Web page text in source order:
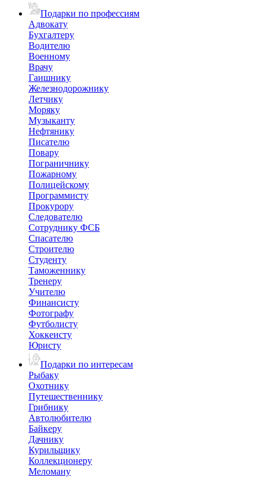
Подарки по профессиям
Адвокату
Бухгалтеру
Водителю
Военному
Врачу
Гаишнику
Железнодорожнику
Летчику
Моряку
Музыканту
Нефтянику
Писателю
Повару
Пограничнику
Пожарному
Полицейскому
Программисту
Прокурору
Следователю
Сотруднику ФСБ
Спасателю
Строителю
Студенту
Таможеннику
Тренеру
Учителю
Финансисту
Фотографу
Футболисту
Хоккеисту
Юристу
Подарки по интересам
Рыбаку
Охотнику
Путешественнику
Грибнику
Автолюбителю
Байкеру
Дачнику
Курильщику
Коллекционеру
Меломану